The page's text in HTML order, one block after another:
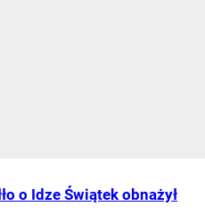
o Idze Świątek obnażył